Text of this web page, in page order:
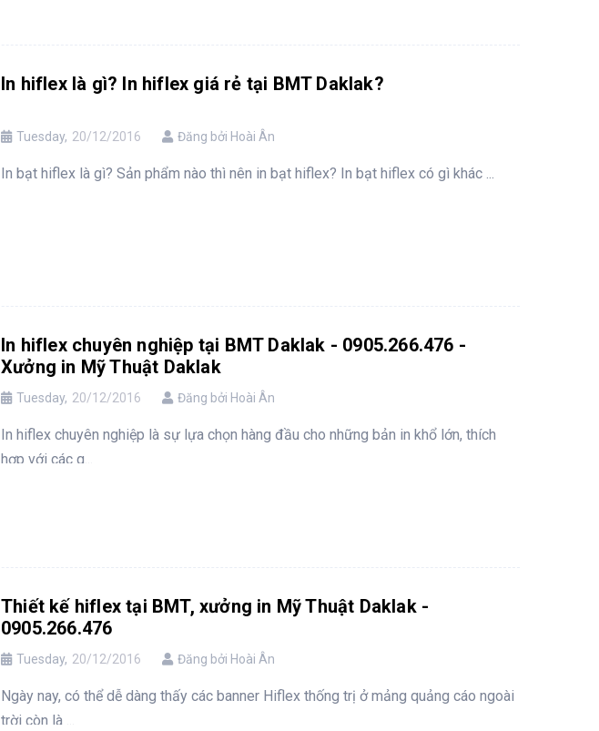
In hiflex là gì? In hiflex giá rẻ tại BMT Daklak?
Tuesday, 20/12/2016 Đăng bởi Hoài Ân
In bạt hiflex là gì? Sản phẩm nào thì nên in bạt hiflex? In bạt hiflex có gì khác ...
In hiflex chuyên nghiệp tại BMT Daklak - 0905.266.476 -
Xưởng in Mỹ Thuật Daklak
Tuesday, 20/12/2016 Đăng bởi Hoài Ân
In hiflex chuyên nghiệp là sự lựa chọn hàng đầu cho những bản in khổ lớn, thích
hợp với các q...
Thiết kế hiflex tại BMT, xưởng in Mỹ Thuật Daklak -
0905.266.476
Tuesday, 20/12/2016 Đăng bởi Hoài Ân
Ngày nay, có thể dễ dàng thấy các banner Hiflex thống trị ở mảng quảng cáo ngoài
trời còn là ...